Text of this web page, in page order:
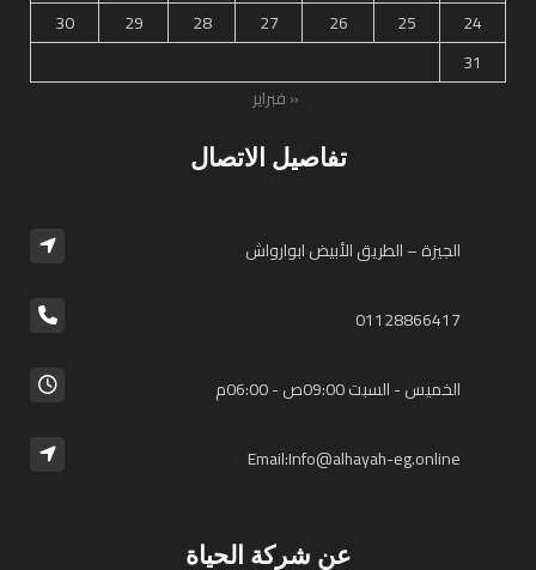
24
25
26
27
28
29
30
31
« فبراير
تفاصيل الاتصال
الجيزة – الطريق الأبيض ابوارواش
01128866417⁩
الخميس - السبت 09:00ص - 06:00م
Email:Info@alhayah-eg.online
عن شركة الحياة